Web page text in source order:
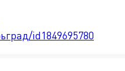
id1849695780